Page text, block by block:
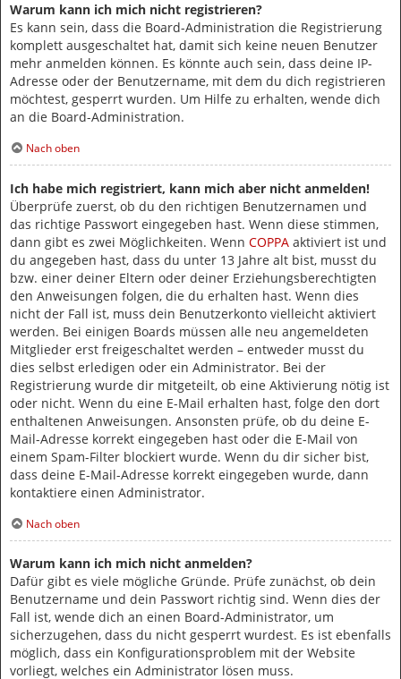
Warum kann ich mich nicht registrieren?
Es kann sein, dass die Board-Administration die Registrierung
komplett ausgeschaltet hat, damit sich keine neuen Benutzer
mehr anmelden können. Es könnte auch sein, dass deine IP-
Adresse oder der Benutzername, mit dem du dich registrieren
möchtest, gesperrt wurden. Um Hilfe zu erhalten, wende dich
an die Board-Administration.
Nach oben
Ich habe mich registriert, kann mich aber nicht anmelden!
Überprüfe zuerst, ob du den richtigen Benutzernamen und
das richtige Passwort eingegeben hast. Wenn diese stimmen,
dann gibt es zwei Möglichkeiten. Wenn COPPA aktiviert ist und
du angegeben hast, dass du unter 13 Jahre alt bist, musst du
bzw. einer deiner Eltern oder deiner Erziehungsberechtigten
den Anweisungen folgen, die du erhalten hast. Wenn dies
nicht der Fall ist, muss dein Benutzerkonto vielleicht aktiviert
werden. Bei einigen Boards müssen alle neu angemeldeten
Mitglieder erst freigeschaltet werden – entweder musst du
dies selbst erledigen oder ein Administrator. Bei der
Registrierung wurde dir mitgeteilt, ob eine Aktivierung nötig ist
oder nicht. Wenn du eine E-Mail erhalten hast, folge den dort
enthaltenen Anweisungen. Ansonsten prüfe, ob du deine E-
Mail-Adresse korrekt eingegeben hast oder die E-Mail von
einem Spam-Filter blockiert wurde. Wenn du dir sicher bist,
dass deine E-Mail-Adresse korrekt eingegeben wurde, dann
kontaktiere einen Administrator.
Nach oben
Warum kann ich mich nicht anmelden?
Dafür gibt es viele mögliche Gründe. Prüfe zunächst, ob dein
Benutzername und dein Passwort richtig sind. Wenn dies der
Fall ist, wende dich an einen Board-Administrator, um
sicherzugehen, dass du nicht gesperrt wurdest. Es ist ebenfalls
möglich, dass ein Konfigurationsproblem mit der Website
vorliegt, welches ein Administrator lösen muss.